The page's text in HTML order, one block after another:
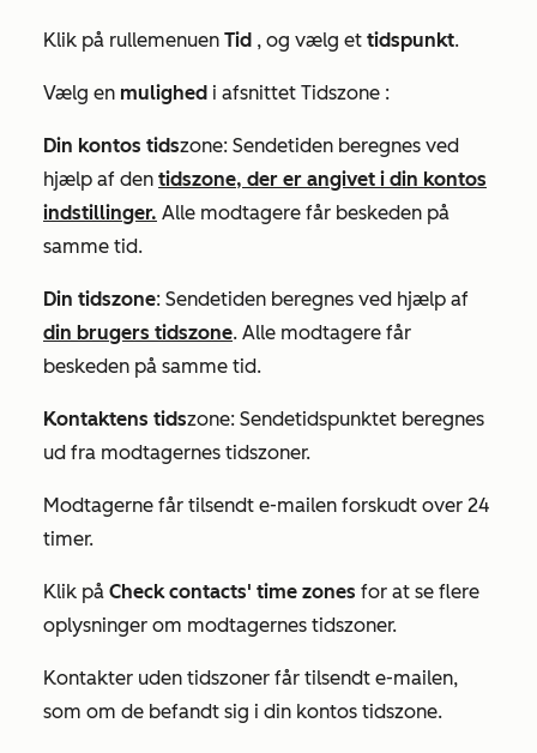
Klik på rullemenuen Tid , og vælg et tidspunkt.
Vælg en mulighed i afsnittet Tidszone :
Din kontos tidszone: Sendetiden beregnes ved
hjælp af den tidszone, der er angivet i din kontos
indstillinger. Alle modtagere får beskeden på
samme tid.
Din tidszone: Sendetiden beregnes ved hjælp af
din brugers tidszone. Alle modtagere får
beskeden på samme tid.
Kontaktens tidszone: Sendetidspunktet beregnes
ud fra modtagernes tidszoner.
Modtagerne får tilsendt e-mailen forskudt over 24
timer.
Klik på Check contacts' time zones for at se flere
oplysninger om modtagernes tidszoner.
Kontakter uden tidszoner får tilsendt e-mailen,
som om de befandt sig i din kontos tidszone.